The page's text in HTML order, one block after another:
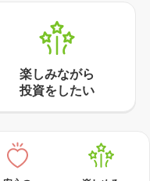
楽しみながら
投資をしたい